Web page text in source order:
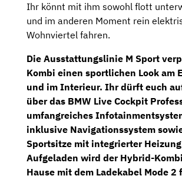
Ihr könnt mit ihm sowohl flott
und im anderen Moment rein
Wohnviertel fahren.
Die Ausstattungslinie M Sport
Kombi einen sportlichen Look am
und im Interieur. Ihr dürft euch
über das BMW Live Cockpit
umfangreiches
inklusive Navigationssystem
Sportsitze mit integrierter
Aufgeladen wird der Hybrid-
Hause mit dem Ladekabel Mode 2